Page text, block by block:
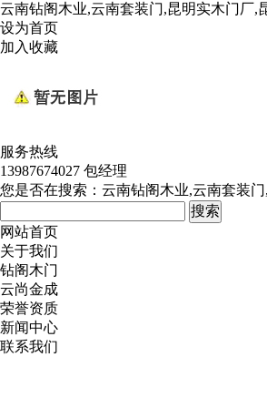
云南钻阁木业,云南套装门,昆明实木门厂,
设为首页
加入收藏
服务热线
13987674027 包经理
您是否在搜索： 云南钻阁木业,云南套装
网站首页
关于我们
钻阁木门
云尚金成
荣誉资质
新闻中心
联系我们